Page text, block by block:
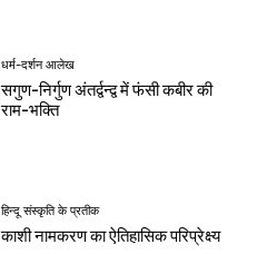
धर्म-दर्शन आलेख
सगुण-निर्गुण अंतर्द्वन्द्व में फंसी कबीर की
राम-भक्ति
हिन्दू संस्कृति के प्रतीक
काशी नामकरण का ऐतिहासिक परिप्रेक्ष्य